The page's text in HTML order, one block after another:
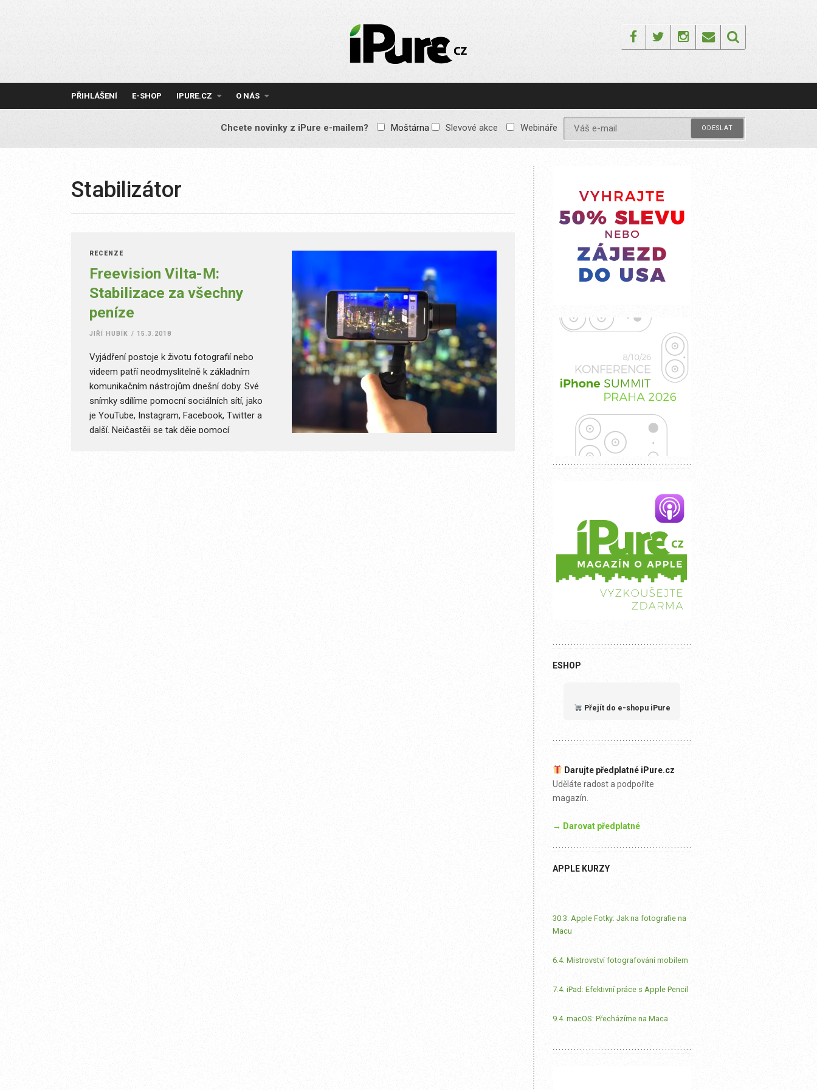
IPURE.CZ
Prémiový Apple e-
reklamy, žádné
obsah pro všechny
FacebookTwitterInstagram
Email
PŘIHLÁŠENÍ E-SHOP IPURE.CZ O NÁS
Chcete novinky z iPure e-mailem? Moštárna Slevové akce Webináře
Stabilizátor
RECENZE
Freevision Vilta-M:
Stabilizace za všechny
peníze
JIŘÍ HUBÍK / 15.3.2018
Vyjádření postoje k životu fotografií nebo
videem patří neodmyslitelně k základním
komunikačním nástrojům dnešní doby. Své
snímky sdílíme pomocní sociálních sítí, jako
je YouTube, Instagram, Facebook, Twitter a
další. Nejčastěji se tak děje pomocí
ESHOP
Přejít do e-shopu iPure
Darujte předplatné iPure.cz
Uděláte radost a podpoříte
magazín.
→ Darovat předplatné
APPLE KURZY
30.3. Apple Fotky: Jak na fotografie na
Macu
6.4. Mistrovství fotografování mobilem
7.4. iPad: Efektivní práce s Apple Pencil
9.4. macOS: Přecházíme na Maca